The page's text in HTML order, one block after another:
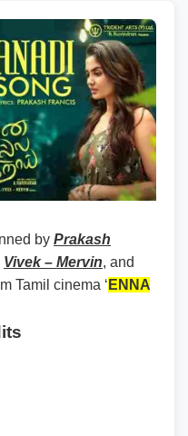
by Prakash
Vivek – Mervin, and
Tamil cinema ‘ ENNA